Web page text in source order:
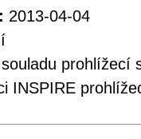
2013-04-04
prohlížecí
INSPIRE